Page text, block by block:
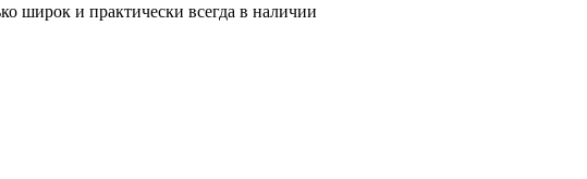
широк и практически всегда в наличии